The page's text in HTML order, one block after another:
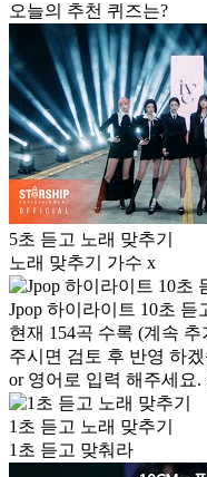
오늘의 추천 퀴즈는?
5초 듣고 노래 맞추기
노래 맞추기 가수 x
Jpop 하이라이트 10초 듣
현재 154곡 수록 (계속
주시면 검토 후 반영 하
or 영어로 입력 해주세요.
1초 듣고 노래 맞추기
1초 듣고 맞춰라